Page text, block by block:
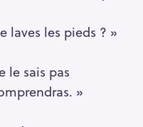
laves les pieds ? »
le sais pas
»